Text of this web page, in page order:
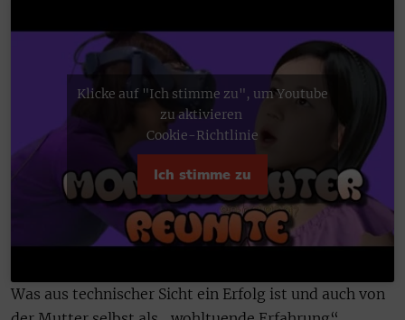
Klicke auf "Ich stimme zu", um Youtube
zu aktivieren
Cookie-Richtlinie
Ich stimme zu
Was aus technischer Sicht ein Erfolg ist und auch von